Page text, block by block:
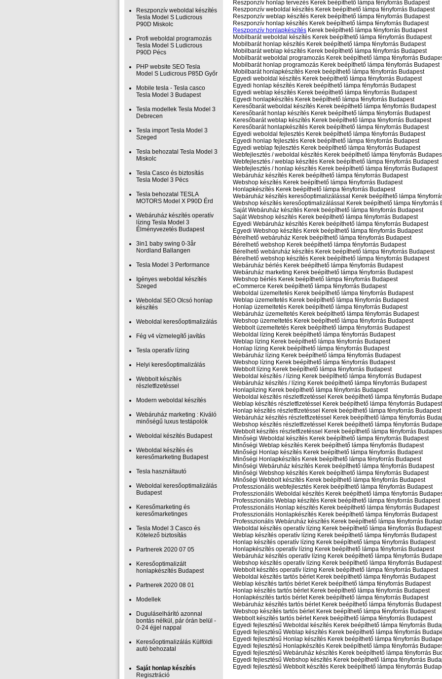
Reszponzív weboldal készítés
Tesla Model S Ludicrous
P90D Miskolc
Profi weboldal programozás
Tesla Model S Ludicrous
P90D Pécs
PHP website SEO Tesla
Model S Ludicrous P85D Győr
Mobile tesla - Tesla casco
Tesla Model 3 Budapest
Tesla modellek Tesla Model 3
Debrecen
Tesla import Tesla Model 3
Szeged
Tesla behozatal Tesla Model 3
Miskolc
Tesla Casco és biztosítás
Tesla Model 3 Pécs
Tesla behozatal TESLA
MOTORS Model X P90D Érd
Webáruház készítés operatív
lízing Tesla Model 3
Élményvezetés Budapest
3in1 baby swing 0-3år
Nordland Ballangen
Tesla Model 3 Performance
Igényes weboldal készítés
Szeged
Weboldal SEO Olcsó honlap
készítés
Weboldal keresőoptimalizálás
Fég v4 vízmelegítő javítás
Tesla operatív lízing
Helyi keresőoptimalizálás
Webbolt készítés
részletfizetéssel
Modern weboldal készítés
Webáruház marketing : Kiváló
minőségű luxus testápolók
Weboldal készítés Budapest
Weboldal készítés és
keresőmarketing Budapest
Tesla használtautó
Weboldal keresőoptimalizálás
Budapest
Keresőmarketing és
keresőmarketinges
Tesla Model 3 Casco és
Kötelező biztosítás
Partnerek 2020 07 05
Keresőoptimalizált
honlapkészítés Budapest
Partnerek 2020 08 01
Modellek
Duguláselhárító azonnal
bontás nélkül, pár órán belül -
0-24 éjjel nappal
Keresőoptimalizálás Külföldi
autó behozatal
Saját honlap készítés
Regisztráció
Reszponzív honlap tervezés Kerek beépíthető lámpa fényforrás Budapest
Reszponzív weboldal készítés Kerek beépíthető lámpa fényforrás Budapest
Reszponzív weblap készítés Kerek beépíthető lámpa fényforrás Budapest
Reszponzív honlap készítés Kerek beépíthető lámpa fényforrás Budapest
Reszponzív honlapkészítés Kerek beépíthető lámpa fényforrás Budapest
Mobilbarát weboldal készítés Kerek beépíthető lámpa fényforrás Budapest
Mobilbarát honlap készítés Kerek beépíthető lámpa fényforrás Budapest
Mobilbarát weblap készítés Kerek beépíthető lámpa fényforrás Budapest
Mobilbarát weboldal programozás Kerek beépíthető lámpa fényforrás
Mobilbarát honlap programozás Kerek beépíthető lámpa fényforrás Budapest
Mobilbarát honlapkészítés Kerek beépíthető lámpa fényforrás Budapest
Egyedi weboldal készítés Kerek beépíthető lámpa fényforrás Budapest
Egyedi honlap készítés Kerek beépíthető lámpa fényforrás Budapest
Egyedi weblap készítés Kerek beépíthető lámpa fényforrás Budapest
Egyedi honlapkészítés Kerek beépíthető lámpa fényforrás Budapest
Keresőbarát weboldal készítés Kerek beépíthető lámpa fényforrás Budapest
Keresőbarát honlap készítés Kerek beépíthető lámpa fényforrás Budapest
Keresőbarát weblap készítés Kerek beépíthető lámpa fényforrás Budapest
Keresőbarát honlapkészítés Kerek beépíthető lámpa fényforrás Budapest
Egyedi weboldal fejlesztés Kerek beépíthető lámpa fényforrás Budapest
Egyedi honlap fejlesztés Kerek beépíthető lámpa fényforrás Budapest
Egyedi weblap fejlesztés Kerek beépíthető lámpa fényforrás Budapest
Webfejlesztés / weboldal készítés Kerek beépíthető lámpa fényforrás
Webfejlesztés / weblap készítés Kerek beépíthető lámpa fényforrás Budapest
Webfejlesztés / honlap készítés Kerek beépíthető lámpa fényforrás Budapest
Webáruház készítés Kerek beépíthető lámpa fényforrás Budapest
Webshop készítés Kerek beépíthető lámpa fényforrás Budapest
Honlapkészítés Kerek beépíthető lámpa fényforrás Budapest
Webáruház készítés keresőoptimalizálással Kerek beépíthető lámpa
Webshop készítés keresőoptimalizálással Kerek beépíthető lámpa fényforrás
Saját Webáruház készítés Kerek beépíthető lámpa fényforrás Budapest
Saját Webshop készítés Kerek beépíthető lámpa fényforrás Budapest
Egyedi Webáruház készítés Kerek beépíthető lámpa fényforrás Budapest
Egyedi Webshop készítés Kerek beépíthető lámpa fényforrás Budapest
Bérelhető webáruház Kerek beépíthető lámpa fényforrás Budapest
Bérelhető webshop Kerek beépíthető lámpa fényforrás Budapest
Bérelhető webáruház készítés Kerek beépíthető lámpa fényforrás Budapest
Bérelhető webshop készítés Kerek beépíthető lámpa fényforrás Budapest
Webáruház bérlés Kerek beépíthető lámpa fényforrás Budapest
Webáruház marketing Kerek beépíthető lámpa fényforrás Budapest
Webshop bérlés Kerek beépíthető lámpa fényforrás Budapest
eCommerce Kerek beépíthető lámpa fényforrás Budapest
Weboldal üzemeltetés Kerek beépíthető lámpa fényforrás Budapest
Weblap üzemeltetés Kerek beépíthető lámpa fényforrás Budapest
Honlap üzemeltetés Kerek beépíthető lámpa fényforrás Budapest
Webáruház üzemeltetés Kerek beépíthető lámpa fényforrás Budapest
Webshop üzemeltetés Kerek beépíthető lámpa fényforrás Budapest
Webbolt üzemeltetés Kerek beépíthető lámpa fényforrás Budapest
Weboldal lízing Kerek beépíthető lámpa fényforrás Budapest
Weblap lízing Kerek beépíthető lámpa fényforrás Budapest
Honlap lízing Kerek beépíthető lámpa fényforrás Budapest
Webáruház lízing Kerek beépíthető lámpa fényforrás Budapest
Webshop lízing Kerek beépíthető lámpa fényforrás Budapest
Webbolt lízing Kerek beépíthető lámpa fényforrás Budapest
Weboldal készítés / lízing Kerek beépíthető lámpa fényforrás Budapest
Webáruház készítés / lízing Kerek beépíthető lámpa fényforrás Budapest
Honlaplizing Kerek beépíthető lámpa fényforrás Budapest
Weboldal készítés részletfizetéssel Kerek beépíthető lámpa fényforrás
Weblap készítés részletfizetéssel Kerek beépíthető lámpa fényforrás Budapest
Honlap készítés részletfizetéssel Kerek beépíthető lámpa fényforrás Budapest
Webáruház készítés részletfizetéssel Kerek beépíthető lámpa fényforrás
Webshop készítés részletfizetéssel Kerek beépíthető lámpa fényforrás
Webbolt készítés részletfizetéssel Kerek beépíthető lámpa fényforrás
Minőségi Weboldal készítés Kerek beépíthető lámpa fényforrás Budapest
Minőségi Weblap készítés Kerek beépíthető lámpa fényforrás Budapest
Minőségi Honlap készítés Kerek beépíthető lámpa fényforrás Budapest
Minőségi Honlapkészítés Kerek beépíthető lámpa fényforrás Budapest
Minőségi Webáruház készítés Kerek beépíthető lámpa fényforrás Budapest
Minőségi Webshop készítés Kerek beépíthető lámpa fényforrás Budapest
Minőségi Webbolt készítés Kerek beépíthető lámpa fényforrás Budapest
Professzionális webfejlesztés Kerek beépíthető lámpa fényforrás Budapest
Professzionális Weboldal készítés Kerek beépíthető lámpa fényforrás
Professzionális Weblap készítés Kerek beépíthető lámpa fényforrás Budapest
Professzionális Honlap készítés Kerek beépíthető lámpa fényforrás Budapest
Professzionális Honlapkészítés Kerek beépíthető lámpa fényforrás Budapest
Professzionális Webáruház készítés Kerek beépíthető lámpa fényforrás
Weboldal készítés operatív lízing Kerek beépíthető lámpa fényforrás Budapest
Weblap készítés operatív lízing Kerek beépíthető lámpa fényforrás Budapest
Honlap készítés operatív lízing Kerek beépíthető lámpa fényforrás Budapest
Honlapkészítés operatív lízing Kerek beépíthető lámpa fényforrás Budapest
Webáruház készítés operatív lízing Kerek beépíthető lámpa fényforrás
Webshop készítés operatív lízing Kerek beépíthető lámpa fényforrás Budapest
Webbolt készítés operatív lízing Kerek beépíthető lámpa fényforrás Budapest
Weboldal készítés tartós bérlet Kerek beépíthető lámpa fényforrás Budapest
Weblap készítés tartós bérlet Kerek beépíthető lámpa fényforrás Budapest
Honlap készítés tartós bérlet Kerek beépíthető lámpa fényforrás Budapest
Honlapkészítés tartós bérlet Kerek beépíthető lámpa fényforrás Budapest
Webáruház készítés tartós bérlet Kerek beépíthető lámpa fényforrás Budapest
Webshop készítés tartós bérlet Kerek beépíthető lámpa fényforrás Budapest
Webbolt készítés tartós bérlet Kerek beépíthető lámpa fényforrás Budapest
Egyedi fejlesztésű Weboldal készítés Kerek beépíthető lámpa fényforrás
Egyedi fejlesztésű Weblap készítés Kerek beépíthető lámpa fényforrás
Egyedi fejlesztésű Honlap készítés Kerek beépíthető lámpa fényforrás
Egyedi fejlesztésű Honlapkészítés Kerek beépíthető lámpa fényforrás
Egyedi fejlesztésű Webáruház készítés Kerek beépíthető lámpa fényforrás
Egyedi fejlesztésű Webshop készítés Kerek beépíthető lámpa fényforrás
Egyedi fejlesztésű Webbolt készítés Kerek beépíthető lámpa fényforrás